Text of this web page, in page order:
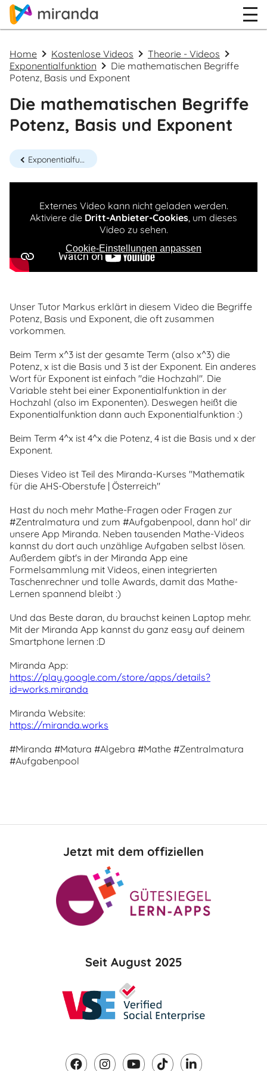
Home Kostenlose Videos
Theorie - Videos
Exponentialfunktion
Die mathematischen Begriffe
Potenz, Basis und Exponent
Die mathematischen Begriffe
Potenz, Basis und Exponent
Exponentialfunktion - Wachstumskonstante und Zerfallskonstante
Externes Video kann nicht geladen werden.
Aktiviere die Dritt-Anbieter-Cookies, um dieses
Video zu sehen.
Cookie-Einstellungen anpassen
Unser Tutor Markus erklärt in diesem Video die Begriffe
Potenz, Basis und Exponent, die oft zusammen
vorkommen.
Beim Term x^3 ist der gesamte Term (also x^3) die
Potenz, x ist die Basis und 3 ist der Exponent. Ein anderes
Wort für Exponent ist einfach "die Hochzahl". Die
Variable steht bei einer Exponentialfunktion in der
Hochzahl (also im Exponenten). Deswegen heißt die
Exponentialfunktion dann auch Exponentialfunktion :)
Beim Term 4^x ist 4^x die Potenz, 4 ist die Basis und x der
Exponent.
Dieses Video ist Teil des Miranda-Kurses "Mathematik
für die AHS-Oberstufe | Österreich"
Hast du noch mehr Mathe-Fragen oder Fragen zur
#Zentralmatura und zum #Aufgabenpool, dann hol' dir
unsere App Miranda. Neben tausenden Mathe-Videos
kannst du dort auch unzählige Aufgaben selbst lösen.
Außerdem gibt's in der Miranda App eine
Formelsammlung mit Videos, einen integrierten
Taschenrechner und tolle Awards, damit das Mathe-
Lernen spannend bleibt :)
Und das Beste daran, du brauchst keinen Laptop mehr.
Mit der Miranda App kannst du ganz easy auf deinem
Smartphone lernen :D
Miranda App:
https://play.google.com/store/apps/details?
id=works.miranda
Miranda Website:
https://miranda.works
#Miranda #Matura #Algebra #Mathe #Zentralmatura
#Aufgabenpool
Jetzt mit dem offiziellen
Seit August 2025